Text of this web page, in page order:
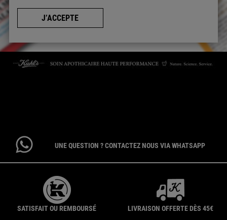
J’ACCEPTE
UNE QUESTION ? CONTACTEZ NOUS VIA WHATSAPP
SATISFAIT OU REMBOURSÉ LIVRAISON OFFERTE DÈS 45€